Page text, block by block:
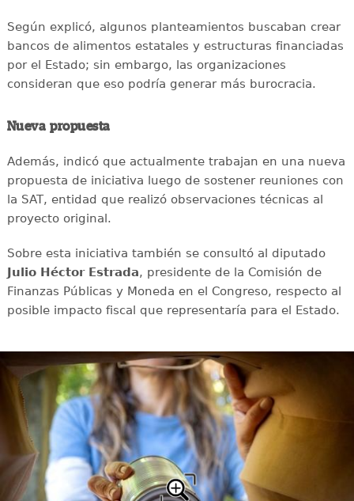
Según explicó, algunos planteamientos buscaban crear
bancos de alimentos estatales y estructuras financiadas
por el Estado; sin embargo, las organizaciones
consideran que eso podría generar más burocracia.
Nueva propuesta
Además, indicó que actualmente trabajan en una nueva
propuesta de iniciativa luego de sostener reuniones con
la SAT, entidad que realizó observaciones técnicas al
proyecto original.
Sobre esta iniciativa también se consultó al diputado
Julio Héctor Estrada, presidente de la Comisión de
Finanzas Públicas y Moneda en el Congreso, respecto al
posible impacto fiscal que representaría para el Estado.